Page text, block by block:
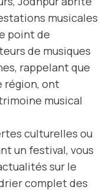
musicales
point de
de musiques
rappelant que
région, ont
musical
culturelles ou
un festival, vous
sur le
complet des